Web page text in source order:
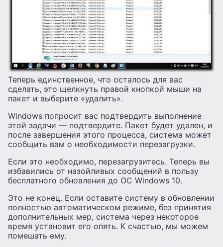
Теперь единственное, что осталось для вас
сделать, это щелкнуть правой кнопкой мыши на
пакет и выберите «удалить».
Windows попросит вас подтвердить выполнение
этой задачи — подтвердите. Пакет будет удален, и
после завершения этого процесса, система может
сообщить вам о необходимости перезагрузки.
Если это необходимо, перезагрузитесь. Теперь вы
избавились от назойливых сообщений в пользу
бесплатного обновления до ОС Windows 10.
Это не конец. Если оставите систему в обновлении
полностью автоматическом режиме, без принятия
дополнительных мер, система через некоторое
время установит его опять. К счастью, мы можем
помешать ему.